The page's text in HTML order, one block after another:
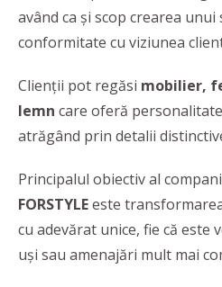
având ca şi scop crearea
conformitate cu viziunea
Clienții pot regăsi mobilier,
lemn care oferă
atrăgând prin detalii
Principalul obiectiv al
FORSTYLEeste
cu adevărat unice, fie că este
uși sau amenajări mult mai